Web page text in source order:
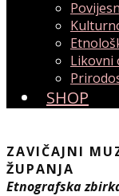
Likovni
SHOP
ZAVIČAJNI
ŽUPANJA
Etnografska